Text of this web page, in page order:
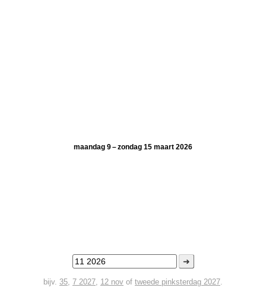
maandag 9 – zondag 15 maart 2026
➜
bijv. 35, 7 2027, 12 nov of tweede pinksterdag 2027.